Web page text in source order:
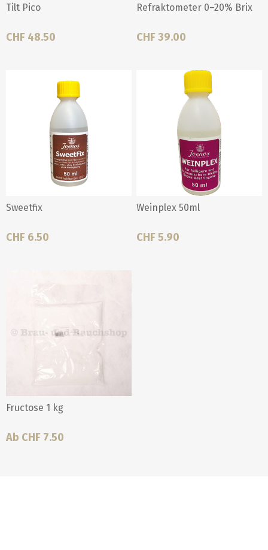
Tilt Pico
CHF 48.50
Refraktometer 0–20% Brix
CHF 39.00
Sweetfix
CHF 6.50
Weinplex 50ml
CHF 5.90
Fructose 1 kg
Ab CHF 7.50